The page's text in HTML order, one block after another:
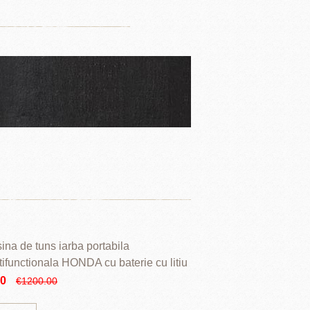
de tuns iarba portabila
HONDA cu baterie cu litiu
€1200.00